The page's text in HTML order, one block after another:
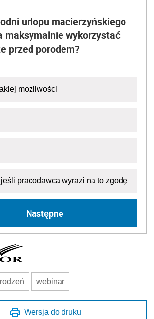
urlopu macierzyńskiego
maksymalnie wykorzystać
przed porodem?
możliwości
pracodawca wyrazi na to zgodę
Następne
webinar
Wersja do druku